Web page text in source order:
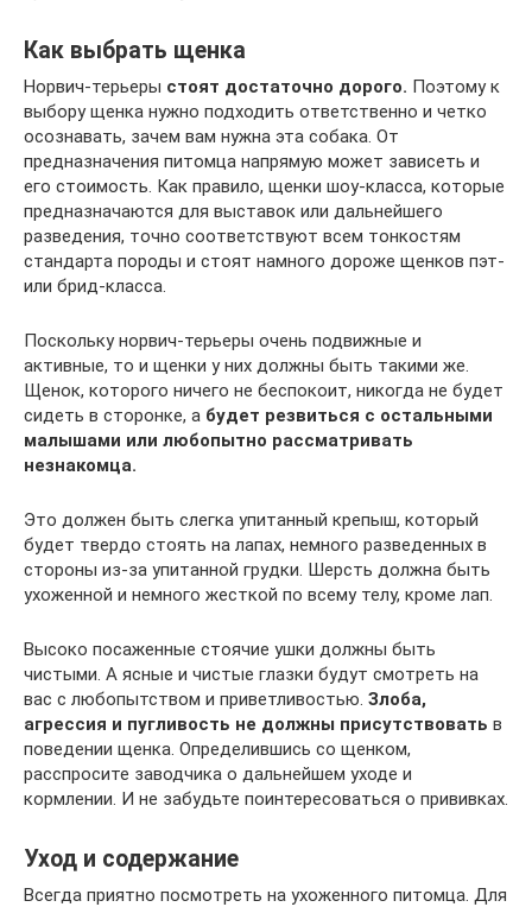
Как выбрать щенка
Норвич-терьеры стоят достаточно дорого. Поэтому к
выбору щенка нужно подходить ответственно и четко
осознавать, зачем вам нужна эта собака. От
предназначения питомца напрямую может зависеть и
его стоимость. Как правило, щенки шоу-класса, которые
предназначаются для выставок или дальнейшего
разведения, точно соответствуют всем тонкостям
стандарта породы и стоят намного дороже щенков пэт-
или брид-класса.
Поскольку норвич-терьеры очень подвижные и
активные, то и щенки у них должны быть такими же.
Щенок, которого ничего не беспокоит, никогда не будет
сидеть в сторонке, а будет резвиться с остальными
малышами или любопытно рассматривать
незнакомца.
Это должен быть слегка упитанный крепыш, который
будет твердо стоять на лапах, немного разведенных в
стороны из-за упитанной грудки. Шерсть должна быть
ухоженной и немного жесткой по всему телу, кроме лап.
Высоко посаженные стоячие ушки должны быть
чистыми. А ясные и чистые глазки будут смотреть на
вас с любопытством и приветливостью. Злоба,
агрессия и пугливость не должны присутствовать в
поведении щенка. Определившись со щенком,
расспросите заводчика о дальнейшем уходе и
кормлении. И не забудьте поинтересоваться о прививках.
Уход и содержание
Всегда приятно посмотреть на ухоженного питомца. Для